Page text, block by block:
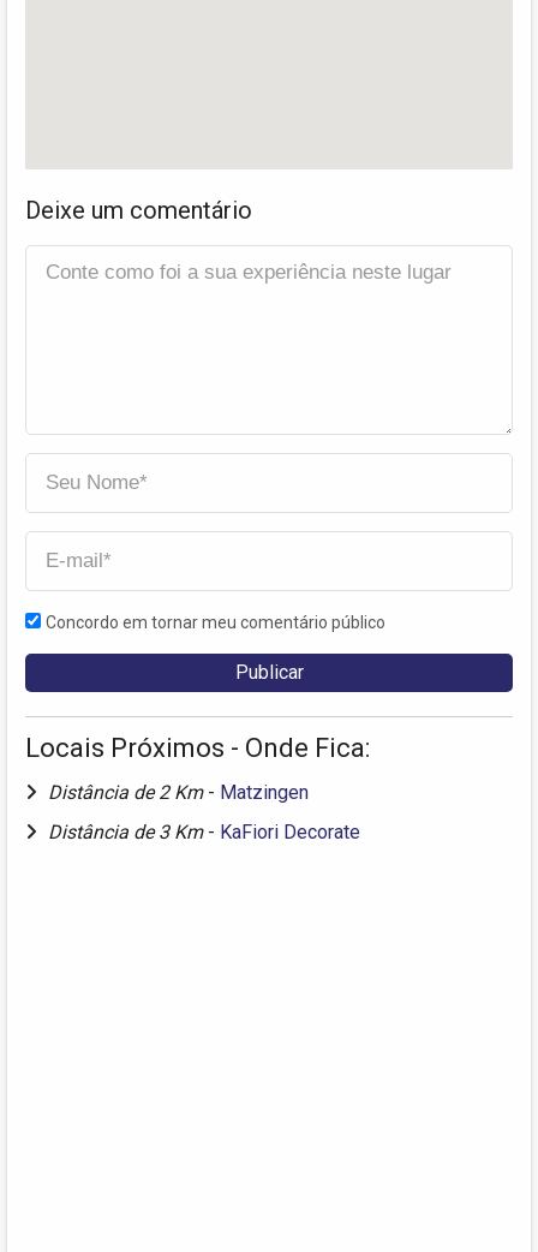
Deixe um comentário
Concordo em tornar meu comentário público
Locais Próximos - Onde Fica:
Distância de 2 Km - Matzingen
Distância de 3 Km - KaFiori Decorate